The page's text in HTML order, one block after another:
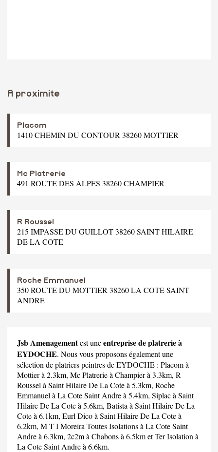
A proximite
Placom
1410 CHEMIN DU CONTOUR 38260 MOTTIER
Mc Platrerie
491 ROUTE DES ALPES 38260 CHAMPIER
R Roussel
215 IMPASSE DU GUILLOT 38260 SAINT HILAIRE
DE LA COTE
Roche Emmanuel
350 ROUTE DU MOTTIER 38260 LA COTE SAINT
ANDRE
Jsb Amenagementest uneentreprise de platrerie à
EYDOCHE. Nous vous proposons également une
sélection de platriers peintres de EYDOCHE : Placomà
Mottier à 2.3km, Mc Platrerieà Champier à 3.3km, R
Roussel à Saint Hilaire De La Cote à 5.3km, Roche
Emmanuel à La Cote Saint Andre à 5.4km, Siplacà Saint
Hilaire De La Cote à 5.6km, Batista à Saint Hilaire De La
Cote à 6.1km, Eurl Dicoà Saint Hilaire De La Cote à
6.2km, M T I Moreira Toutes Isolationsà La Cote Saint
Andre à 6.3km, 2c2mà Chabons à 6.5km etTer Isolation à
La Cote Saint Andre à 6.6km.